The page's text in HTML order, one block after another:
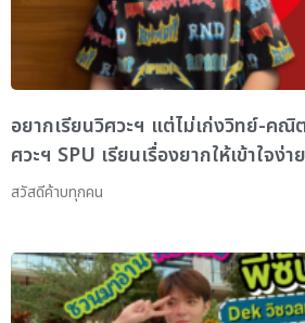
อยากเรียนวิศวะฯ แต่ไม่เก่งวิทย์-ค
ศวะฯ SPU เรียนเรื่องยากให้เข้าใจง่า
สวัสดีค้าบทุกคน